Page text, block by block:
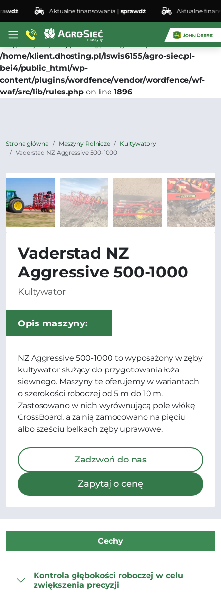
Deprecated: preg_replace(): Passing null to parameter
#3 ($subject) of type array|string is deprecated in
/home/klient.dhosting.pl/lswis6155/agro-siec.pl-
bei4/public_html/wp-
content/plugins/wordfence/vendor/wordfence/wf-
waf/src/lib/rules.phpon line1896
Aktualne finansowania |sprawdź Aktualne
Strona główna Maszyny Rolnicze
Kultywatory
Vaderstad NZ Aggressive 500-1000
Vaderstad NZ
Aggressive 500-1000
Kultywator
Opis maszyny:
NZ Aggressive 500-1000 to wyposażony w zęby
kultywator służący do przygotowania łoża
siewnego. Maszyny te oferujemy w wariantach
o szerokości roboczej od 5 m do 10 m.
Zastosowano w nich wyrównującą pole włókę
CrossBoard, a za nią zamocowano na pięciu
albo sześciu belkach zęby uprawowe.
Zadzwoń do nas
Zapytaj o cenę
Cechy
Kontrola głębokości roboczej w celu
zwiększenia precyzji